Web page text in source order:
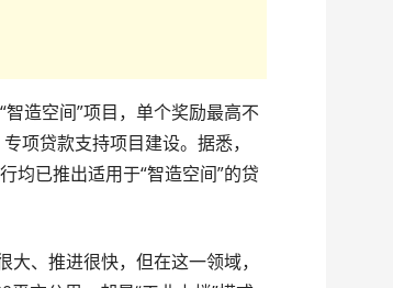
造空间”项目，单个奖励最高不
项贷款支持项目建设。据悉，
均已推出适用于“智造空间”的贷
、推进很快，但在这一领域，